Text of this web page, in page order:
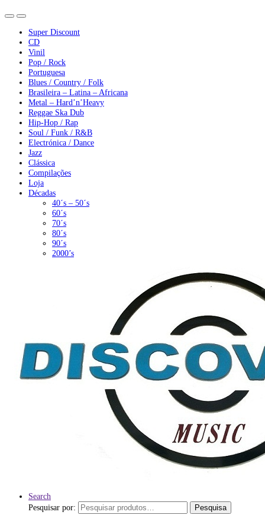
Super Discount
CD
Vinil
Pop / Rock
Portuguesa
Blues / Country / Folk
Brasileira – Latina – Africana
Metal – Hard’n’Heavy
Reggae Ska Dub
Hip-Hop / Rap
Soul / Funk / R&B
Electrónica / Dance
Jazz
Clássica
Compilações
Loja
Décadas
40´s – 50´s
60´s
70´s
80´s
90´s
2000’s
Search
Pesquisar por:
Pesquisa